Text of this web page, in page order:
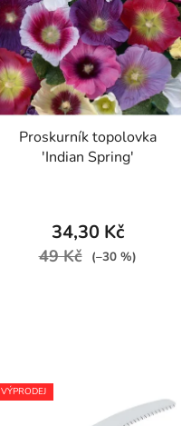
Proskurník topolovka
'Indian Spring'
34,30 Kč
49 Kč (–30 %)
VÝPRODEJ